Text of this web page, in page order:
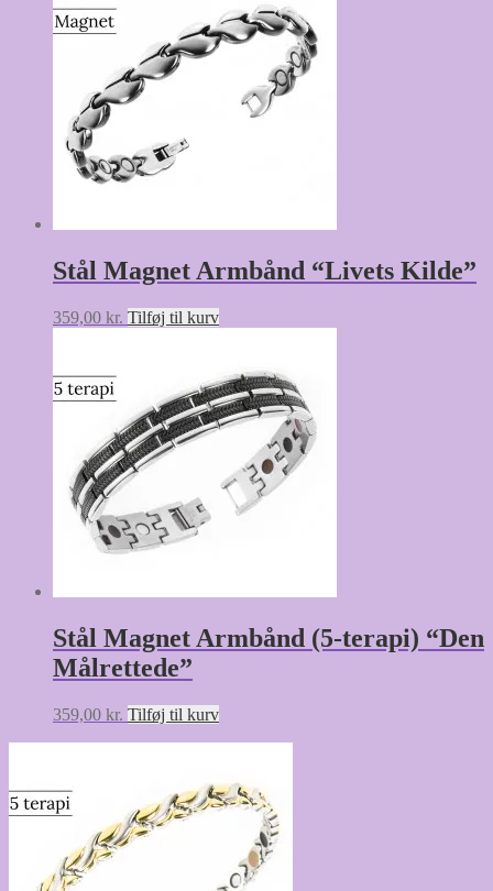
Stål Magnet Armbånd “Livets Kilde”
359,00 kr. Tilføj til kurv
Stål Magnet Armbånd (5-terapi) “Den
Målrettede”
359,00 kr. Tilføj til kurv